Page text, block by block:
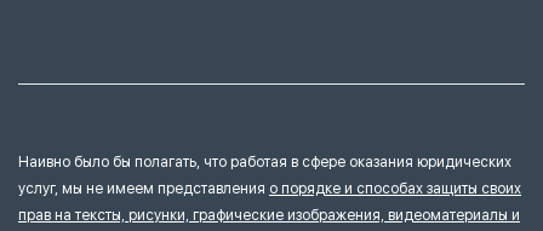
Наивно было бы полагать, что работая в сфере оказания юридических
услуг, мы не имеем представления о порядке и способах защиты своих
прав на тексты, рисунки, графические изображения, видеоматериалы и